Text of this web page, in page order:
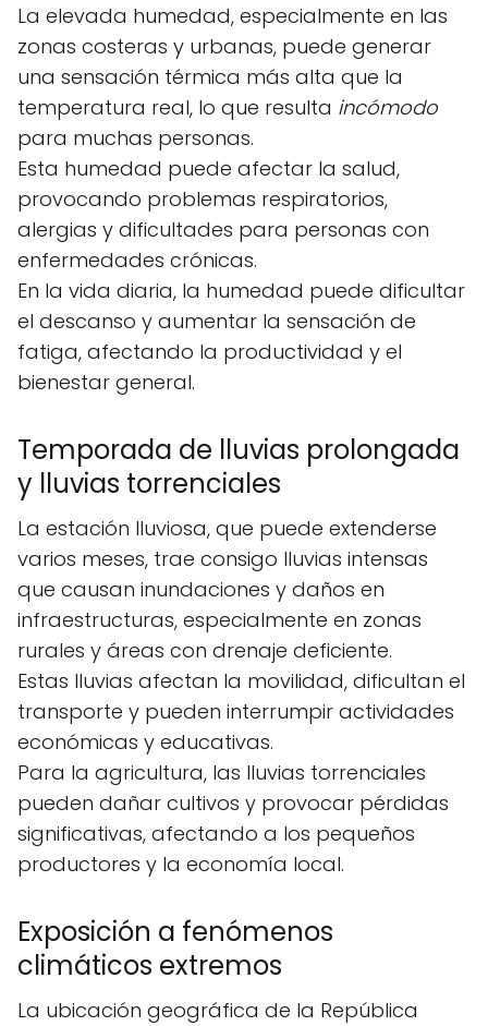
La elevada humedad, especialmente en las
zonas costeras y urbanas, puede generar
una sensación térmica más alta que la
temperatura real, lo que resulta incómodo
para muchas personas.
Esta humedad puede afectar la salud,
provocando problemas respiratorios,
alergias y dificultades para personas con
enfermedades crónicas.
En la vida diaria, la humedad puede dificultar
el descanso y aumentar la sensación de
fatiga, afectando la productividad y el
bienestar general.
Temporada de lluvias prolongada
y lluvias torrenciales
La estación lluviosa, que puede extenderse
varios meses, trae consigo lluvias intensas
que causan inundaciones y daños en
infraestructuras, especialmente en zonas
rurales y áreas con drenaje deficiente.
Estas lluvias afectan la movilidad, dificultan el
transporte y pueden interrumpir actividades
económicas y educativas.
Para la agricultura, las lluvias torrenciales
pueden dañar cultivos y provocar pérdidas
significativas, afectando a los pequeños
productores y la economía local.
Exposición a fenómenos
climáticos extremos
La ubicación geográfica de la República